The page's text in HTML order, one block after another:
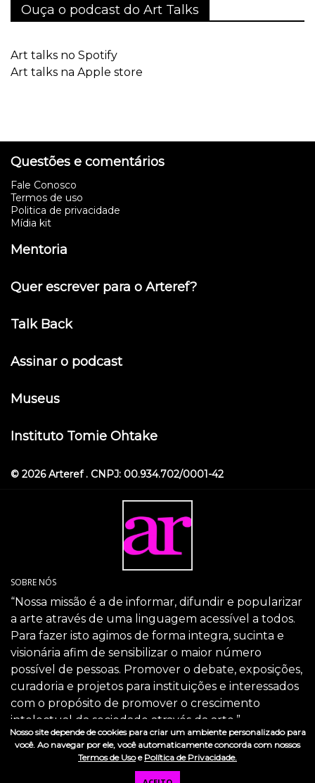
Ouça o podcast do Art Talks
Art talks no Spotify
Art talks na Apple store
Questões e comentários
Fale Conosco
Termos de uso
Politica de privacidade
Mídia kit
Mentoria
Quer escrever para o Arteref?
Talk Back
Assinar o podcast
Museus
Instituto Tomie Ohtake
© 2026 Arteref . CNPJ: 00.934.702/0001-42
SOBRE NÓS
“Nossa missão é a de informar, difundir e popularizar
a arte através de uma linguagem acessível a todos.
Para fazer isto agimos de forma integra, sucinta e
visionária afim de sensibilizar o maior número
possível de pessoas. Promover o debate, exposições,
curadoria e projetos para instituições e interessados
com o propósito de promover o crescimento
intelectual da sociedade através da arte.”
SIGA-NOS
Nosso site depende de cookies para criar um ambiente personalizado para
você. Ao navegar por ele, você automaticamente concorda com nossos
Termos de Usoe Política de Privacidade.